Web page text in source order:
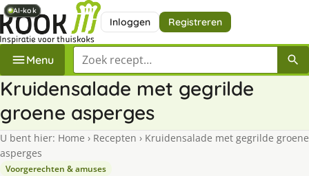
Inloggen Registreren
Menu Zoek een recept
Kruidensalade met gegrilde
groene asperges
U bent hier: Home › Recepten › Kruidensalade met gegrilde groene
asperges
Voorgerechten & amuses
AI-kok
AI-kok
AI-kok
AI-kok